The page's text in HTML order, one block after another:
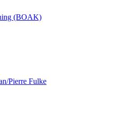
(BOAK)
Pierre Fulke